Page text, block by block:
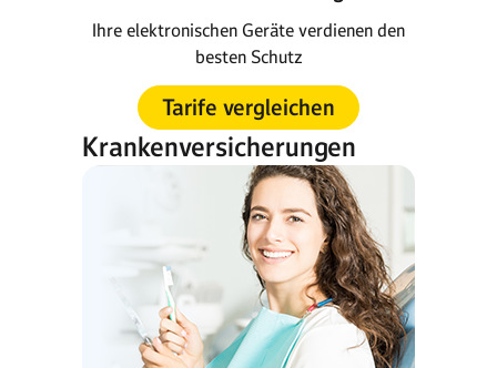
Ihre elektronischen Geräte verdienen den
besten Schutz
Tarife vergleichen
Krankenversicherungen